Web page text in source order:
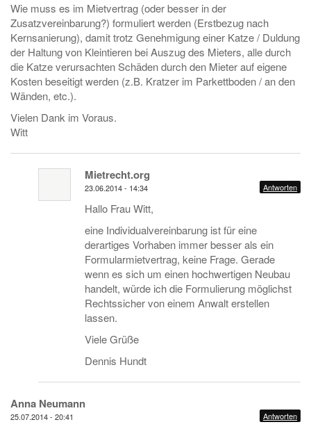
Wie muss es im Mietvertrag (oder besser in der
Zusatzvereinbarung?) formuliert werden (Erstbezug nach
Kernsanierung), damit trotz Genehmigung einer Katze / Duldung
der Haltung von Kleintieren bei Auszug des Mieters, alle durch
die Katze verursachten Schäden durch den Mieter auf eigene
Kosten beseitigt werden (z.B. Kratzer im Parkettboden / an den
Wänden, etc.).
Vielen Dank im Voraus.
Witt
Mietrecht.org
23.06.2014 - 14:34 Antworten
Hallo Frau Witt,
eine Individualvereinbarung ist für eine
derartiges Vorhaben immer besser als ein
Formularmietvertrag, keine Frage. Gerade
wenn es sich um einen hochwertigen Neubau
handelt, würde ich die Formulierung möglichst
Rechtssicher von einem Anwalt erstellen
lassen.
Viele Grüße
Dennis Hundt
Anna Neumann
25.07.2014 - 20:41 Antworten